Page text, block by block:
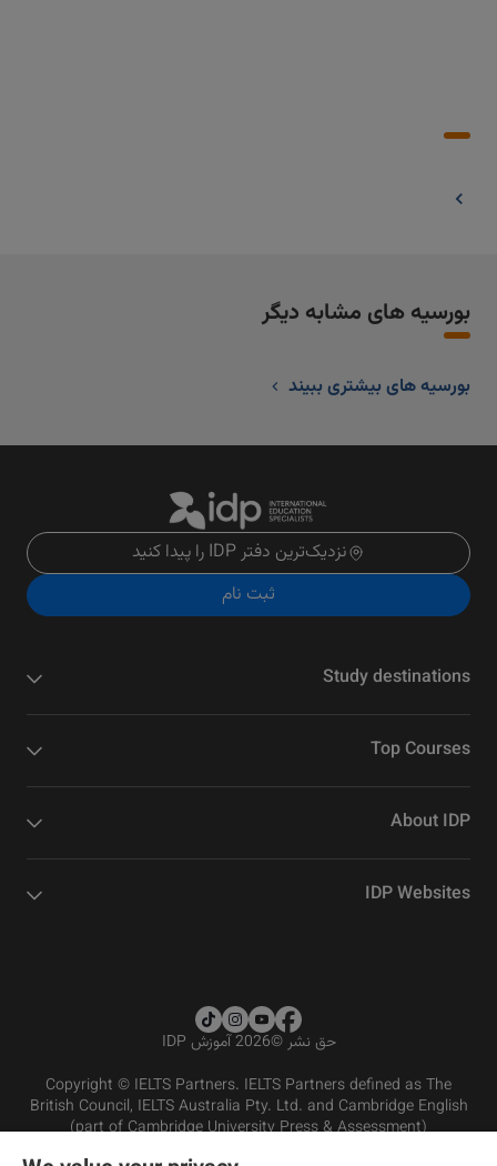
بورسیه های مشابه دیگر
بورسیه های بیشتری ببیند
نزدیک‌ترین دفتر IDP را پیدا کنید
ثبت نام
Study destinations
Top Courses
About IDP
IDP Websites
حق نشر©2026 آموزش IDP
Copyright © IELTS Partners. IELTS Partners defined as The
British Council, IELTS Australia Pty. Ltd. and Cambridge English
(part of Cambridge University Press & Assessment)